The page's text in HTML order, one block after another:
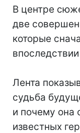
В центре
две
которые
Лента
судьба
и почему она
известных